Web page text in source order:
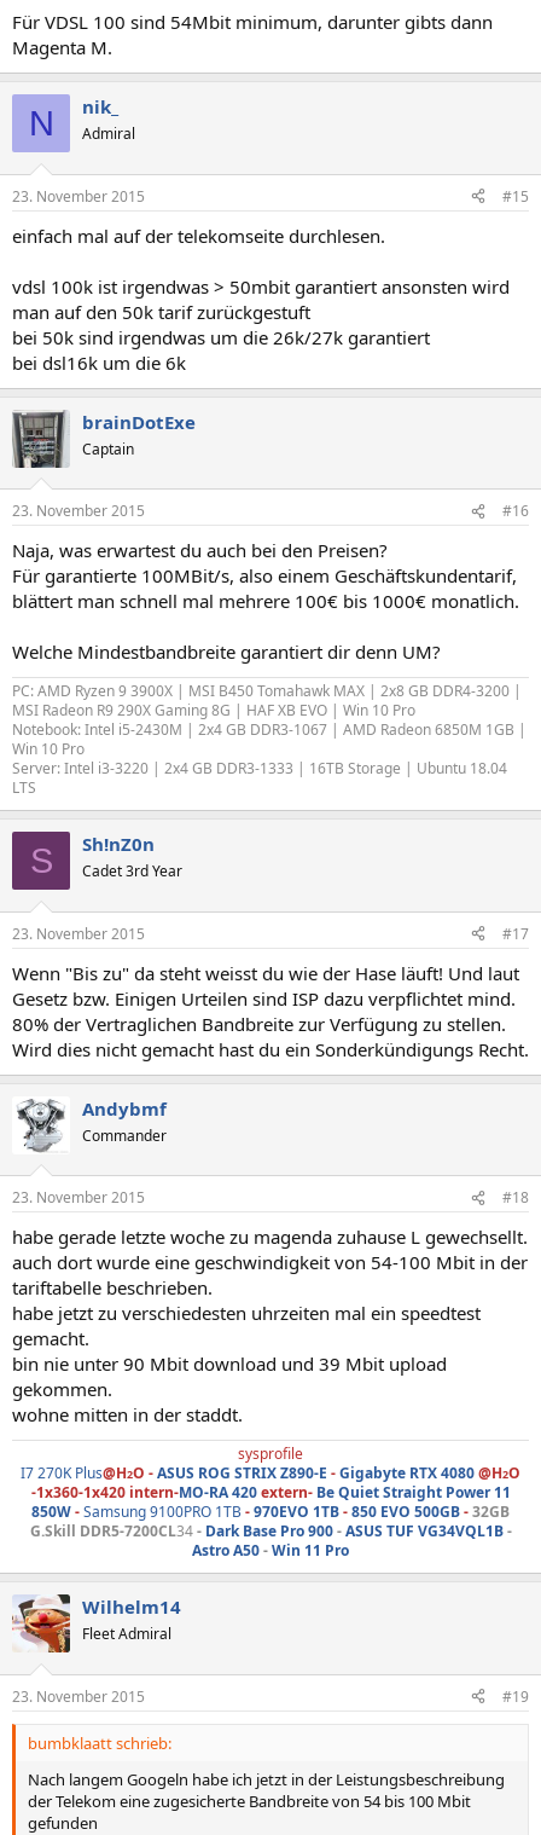
Für VDSL 100 sind 54Mbit minimum, darunter gibts dann
Magenta M.
N nik_
Admiral
23. November 2015 #15
einfach mal auf der telekomseite durchlesen.
vdsl 100k ist irgendwas > 50mbit garantiert ansonsten wird
man auf den 50k tarif zurückgestuft
bei 50k sind irgendwas um die 26k/27k garantiert
bei dsl16k um die 6k
brainDotExe
Captain
23. November 2015 #16
Naja, was erwartest du auch bei den Preisen?
Für garantierte 100MBit/s, also einem Geschäftskundentarif,
blättert man schnell mal mehrere 100€ bis 1000€ monatlich.
Welche Mindestbandbreite garantiert dir denn UM?
PC: AMD Ryzen 9 3900X | MSI B450 Tomahawk MAX | 2x8 GB DDR4-3200 |
MSI Radeon R9 290X Gaming 8G | HAF XB EVO | Win 10 Pro
Notebook: Intel i5-2430M | 2x4 GB DDR3-1067 | AMD Radeon 6850M 1GB |
Win 10 Pro
Server: Intel i3-3220 | 2x4 GB DDR3-1333 | 16TB Storage | Ubuntu 18.04
LTS
S Sh!nZ0n
Cadet 3rd Year
23. November 2015 #17
Wenn "Bis zu" da steht weisst du wie der Hase läuft! Und laut
Gesetz bzw. Einigen Urteilen sind ISP dazu verpflichtet mind.
80% der Vertraglichen Bandbreite zur Verfügung zu stellen.
Wird dies nicht gemacht hast du ein Sonderkündigungs Recht.
Andybmf
Commander
23. November 2015 #18
habe gerade letzte woche zu magenda zuhause L gewechsellt.
auch dort wurde eine geschwindigkeit von 54-100 Mbit in der
tariftabelle beschrieben.
habe jetzt zu verschiedesten uhrzeiten mal ein speedtest
gemacht.
bin nie unter 90 Mbit download und 39 Mbit upload
gekommen.
wohne mitten in der staddt.
sysprofile
I7 270K Plus@H2O -ASUS ROG STRIX Z890-E -Gigabyte RTX 4080@H2O
-1x360-1x420 intern-MO-RA 420extern- Be QuietStraight Power 11
850W-Samsung 9100PRO 1TB-970EVO 1TB-850 EVO 500GB-32GB
G.Skill DDR5-7200CL34- Dark Base Pro 900- ASUS TUF VG34VQL1B -
Astro A50-Win 11 Pro
Wilhelm14
Fleet Admiral
23. November 2015 #19
bumbklaatt schrieb:
Nach langem Googeln habe ich jetzt in der Leistungsbeschreibung
der Telekom eine zugesicherte Bandbreite von 54 bis 100 Mbit
gefunden